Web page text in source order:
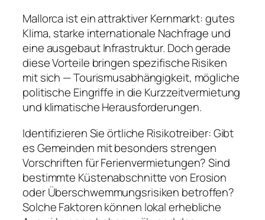
Mallorca ist ein attraktiver Kernmarkt: gutes
Klima, starke internationale Nachfrage und
eine ausgebaut Infrastruktur. Doch gerade
diese Vorteile bringen spezifische Risiken
mit sich — Tourismusabhängigkeit, mögliche
politische Eingriffe in die Kurzzeitvermietung
und klimatische Herausforderungen.
Identifizieren Sie örtliche Risikotreiber: Gibt
es Gemeinden mit besonders strengen
Vorschriften für Ferienvermietungen? Sind
bestimmte Küstenabschnitte von Erosion
oder Überschwemmungsrisiken betroffen?
Solche Faktoren können lokal erhebliche